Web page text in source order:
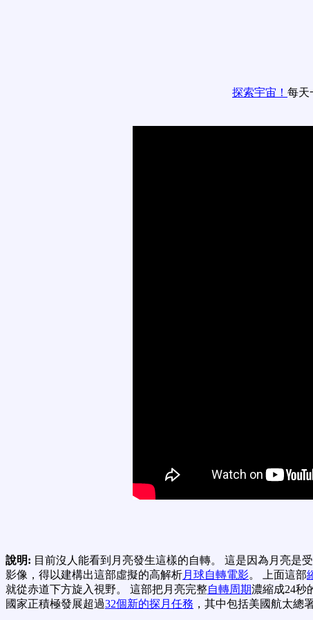
探索宇宙！ 每天
說明: 目前沒人能看到月亮發生這樣的自轉。 這是因為月亮是
影像，得以建構出這部虛擬的高解析月球自轉電影。 上面這部
就從赤道下方旋入視野。 這部把月亮完整自轉周期濃縮成24秒
國家正積極發展超過32個新的探月任務 ，其中包括美國航太總